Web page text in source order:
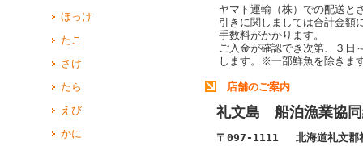
ほっけ
たこ
さけ
たら
えび
かに
ヤマト運輸（株）での配送と
引きに関しましては合計金額
手数料がかかります。
ご入金が確認でき次第、３日
します。
※一部鮮魚を除きま
店舗のご案内
礼文島 船泊漁業協
〒097-1111 北海道礼文郡